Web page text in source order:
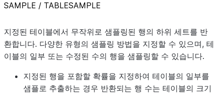
SAMPLE / TABLESAMPLE
지정된 테이블에서 무작위로 샘플링된 행의 하위 세트를 반
환합니다. 다양한 유형의 샘플링 방법을 지정할 수 있으며, 테
이블의 일부 또는 수정된 수의 행을 샘플링할 수 있습니다.
지정된 행을 포함할 확률을 지정하여 테이블의 일부를
샘플로 추출하는 경우 반환되는 행 수는 테이블의 크기